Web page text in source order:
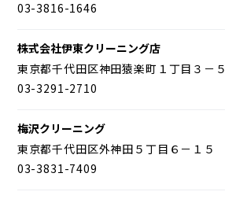
03-3816-1646
株式会社伊東クリーニング店
東京都千代田区神田猿楽町１丁目３－５
03-3291-2710
梅沢クリーニング
東京都千代田区外神田５丁目６－１５
03-3831-7409